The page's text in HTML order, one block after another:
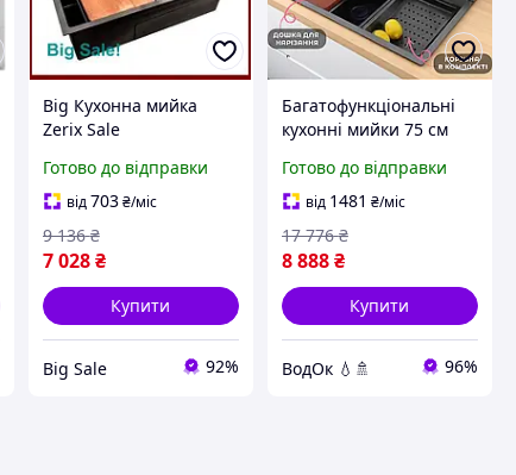
Big Кухонна мийка
Zerix Sale
інтегрованим
змішувачем чорна для
зручності миття по
Готово до відправки
від703 ₴/міс
7 028 ₴
9 136 ₴
Купити
Big Sale 92%
Багатофункціональні
кухонні мийки 75 см
сталі з водоспадом
вбудованим
змішувачем і краном
для питної
Готово до відправки
від 1481 ₴/міс
8 888₴
17 776 ₴
Купити
ВодОк 💧🚿 96%